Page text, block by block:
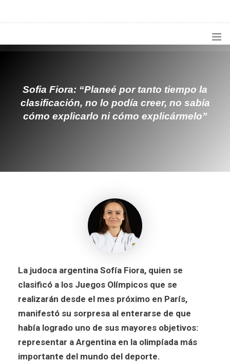
¿QUIÉNES SOMOS?
Sofia Fiora: “Planeé por tanto tiempo la
clasificación, no lo podía creer, no sabía
cómo explicarlo ni cómo explicármelo”
La judoca argentina Sofía Fiora, quien se
clasificó a los Juegos Olímpicos que se
realizarán desde el mes próximo en París,
manifestó su sorpresa al enterarse de que
había logrado uno de sus mayores objetivos:
representar a Argentina en la olimpíada más
importante del mundo del deporte.